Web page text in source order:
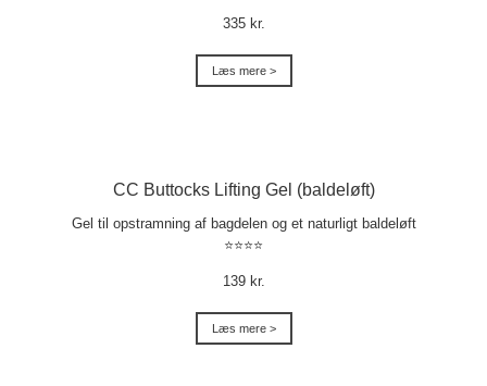
335 kr.
Læs mere >
CC Buttocks Lifting Gel (baldeløft)
Gel til opstramning af bagdelen og et naturligt baldeløft
⭐⭐⭐⭐
139 kr.
Læs mere >